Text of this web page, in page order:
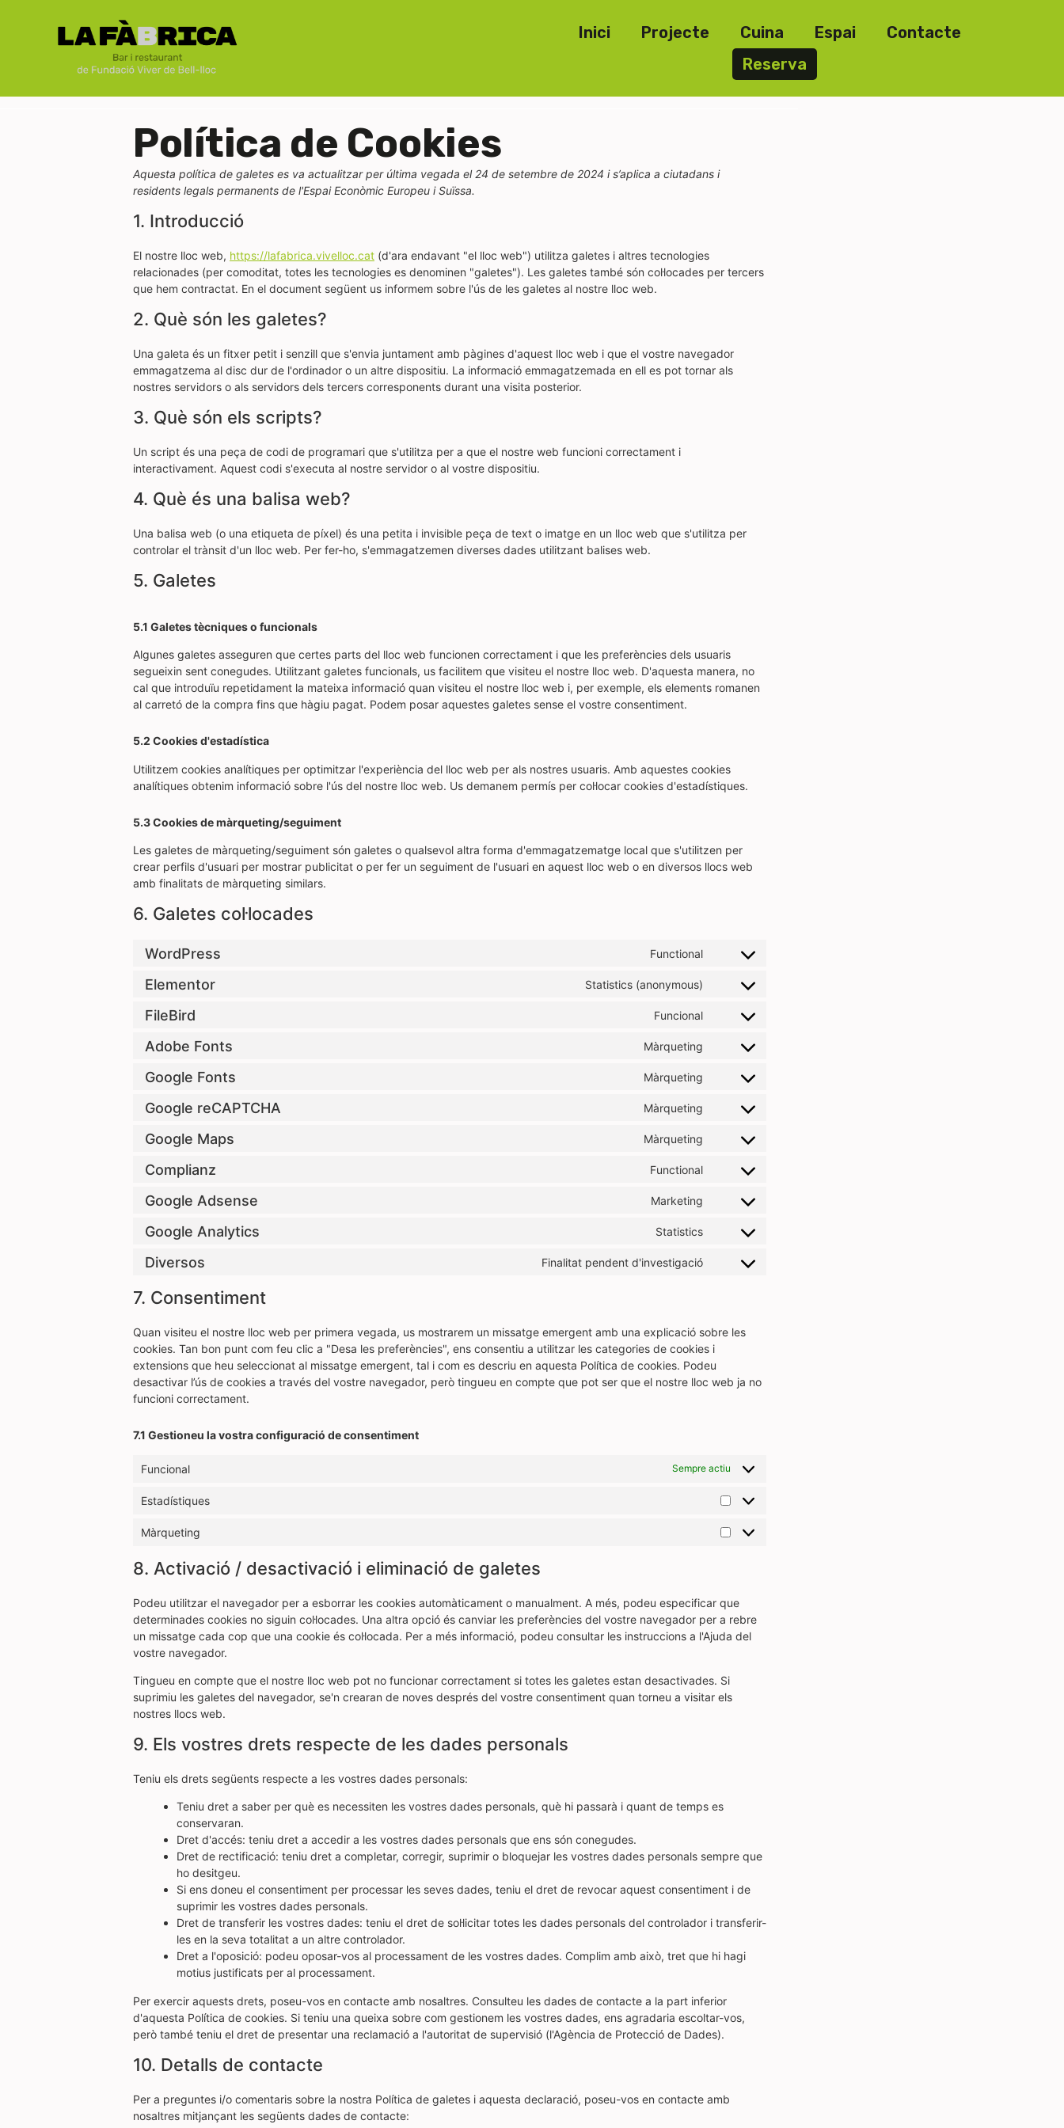
Inici Projecte Cuina Espai
Contacte
Reserva
Política de Cookies
Aquesta política de galetes es va actualitzar per última vegada el 24 de setembre de 2024 i s’aplica a ciutadans i
residents legals permanents de l'Espai Econòmic Europeu i Suïssa.
1. Introducció
El nostre lloc web, https://lafabrica.vivelloc.cat (d'ara endavant "el lloc web") utilitza galetes i altres tecnologies
relacionades (per comoditat, totes les tecnologies es denominen "galetes"). Les galetes també són col·locades per tercers
que hem contractat. En el document següent us informem sobre l'ús de les galetes al nostre lloc web.
2. Què són les galetes?
Una galeta és un fitxer petit i senzill que s'envia juntament amb pàgines d'aquest lloc web i que el vostre navegador
emmagatzema al disc dur de l'ordinador o un altre dispositiu. La informació emmagatzemada en ell es pot tornar als
nostres servidors o als servidors dels tercers corresponents durant una visita posterior.
3. Què són els scripts?
Un script és una peça de codi de programari que s'utilitza per a que el nostre web funcioni correctament i
interactivament. Aquest codi s'executa al nostre servidor o al vostre dispositiu.
4. Què és una balisa web?
Una balisa web (o una etiqueta de píxel) és una petita i invisible peça de text o imatge en un lloc web que s'utilitza per
controlar el trànsit d'un lloc web. Per fer-ho, s'emmagatzemen diverses dades utilitzant balises web.
5. Galetes
5.1 Galetes tècniques o funcionals
Algunes galetes asseguren que certes parts del lloc web funcionen correctament i que les preferències dels usuaris
segueixin sent conegudes. Utilitzant galetes funcionals, us facilitem que visiteu el nostre lloc web. D'aquesta manera, no
cal que introduïu repetidament la mateixa informació quan visiteu el nostre lloc web i, per exemple, els elements romanen
al carretó de la compra fins que hàgiu pagat. Podem posar aquestes galetes sense el vostre consentiment.
5.2 Cookies d'estadística
Utilitzem cookies analítiques per optimitzar l'experiència del lloc web per als nostres usuaris. Amb aquestes cookies
analítiques obtenim informació sobre l'ús del nostre lloc web. Us demanem permís per col·locar cookies d'estadístiques.
5.3 Cookies de màrqueting/seguiment
Les galetes de màrqueting/seguiment són galetes o qualsevol altra forma d'emmagatzematge local que s'utilitzen per
crear perfils d'usuari per mostrar publicitat o per fer un seguiment de l'usuari en aquest lloc web o en diversos llocs web
amb finalitats de màrqueting similars.
6. Galetes col·locades
WordPress Functional
Elementor Statistics (anonymous)
FileBird Funcional
Adobe Fonts Màrqueting
Google Fonts Màrqueting
Google reCAPTCHA Màrqueting
Google Maps Màrqueting
Complianz Functional
Google Adsense Marketing
Google Analytics Statistics
Diversos Finalitat pendent d'investigació
7. Consentiment
Quan visiteu el nostre lloc web per primera vegada, us mostrarem un missatge emergent amb una explicació sobre les
cookies. Tan bon punt com feu clic a "Desa les preferències", ens consentiu a utilitzar les categories de cookies i
extensions que heu seleccionat al missatge emergent, tal i com es descriu en aquesta Política de cookies. Podeu
desactivar l’ús de cookies a través del vostre navegador, però tingueu en compte que pot ser que el nostre lloc web ja no
funcioni correctament.
7.1 Gestioneu la vostra configuració de consentiment
Funcional Sempre actiu
Estadístiques
Màrqueting
8. Activació / desactivació i eliminació de galetes
Podeu utilitzar el navegador per a esborrar les cookies automàticament o manualment. A més, podeu especificar que
determinades cookies no siguin col·locades. Una altra opció és canviar les preferències del vostre navegador per a rebre
un missatge cada cop que una cookie és col·locada. Per a més informació, podeu consultar les instruccions a l'Ajuda del
vostre navegador.
Tingueu en compte que el nostre lloc web pot no funcionar correctament si totes les galetes estan desactivades. Si
suprimiu les galetes del navegador, se'n crearan de noves després del vostre consentiment quan torneu a visitar els
nostres llocs web.
9. Els vostres drets respecte de les dades personals
Teniu els drets següents respecte a les vostres dades personals:
Teniu dret a saber per què es necessiten les vostres dades personals, què hi passarà i quant de temps es
conservaran.
Dret d'accés: teniu dret a accedir a les vostres dades personals que ens són conegudes.
Dret de rectificació: teniu dret a completar, corregir, suprimir o bloquejar les vostres dades personals sempre que
ho desitgeu.
Si ens doneu el consentiment per processar les seves dades, teniu el dret de revocar aquest consentiment i de
suprimir les vostres dades personals.
Dret de transferir les vostres dades: teniu el dret de sol·licitar totes les dades personals del controlador i transferir-
les en la seva totalitat a un altre controlador.
Dret a l'oposició: podeu oposar-vos al processament de les vostres dades. Complim amb això, tret que hi hagi
motius justificats per al processament.
Per exercir aquests drets, poseu-vos en contacte amb nosaltres. Consulteu les dades de contacte a la part inferior
d'aquesta Política de cookies. Si teniu una queixa sobre com gestionem les vostres dades, ens agradaria escoltar-vos,
però també teniu el dret de presentar una reclamació a l'autoritat de supervisió (l'Agència de Protecció de Dades).
10. Detalls de contacte
Per a preguntes i/o comentaris sobre la nostra Política de galetes i aquesta declaració, poseu-vos en contacte amb
nosaltres mitjançant les següents dades de contacte: